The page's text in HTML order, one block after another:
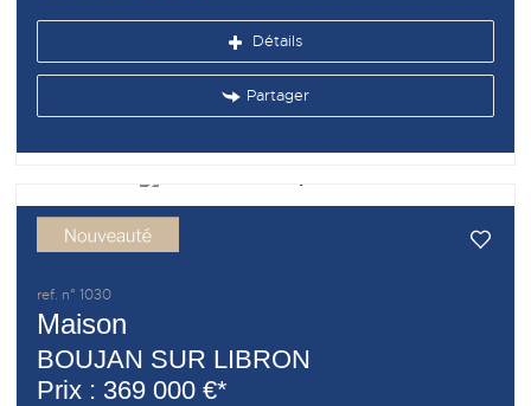
Détails
Partager
ref. n° 1030
Maison
BOUJAN SUR LIBRON
Prix : 369 000 €*